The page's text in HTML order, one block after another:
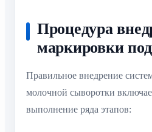
Процедура
маркировки
Правильное внедрение
молочной сыворотки
выполнение ряда этапов: